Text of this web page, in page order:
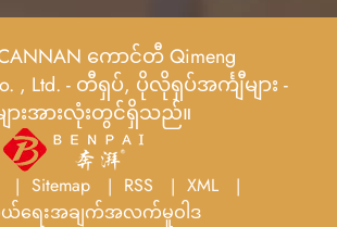
ကောင်တီ Qimeng
- တီရှပ်, ပိုလိုရှပ်အင်္ကျီများ -
ားအားလုံးတွင်ရှိသည်။
Sitemap RSS
XML
ရေးအချက်အလက်မူဝါဒ